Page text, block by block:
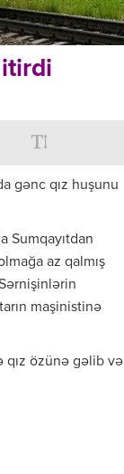
itirdi
gənc qız huşunu
Sumqayıtdan
az qalmış
maşinistinə
qız özünə gəlib və